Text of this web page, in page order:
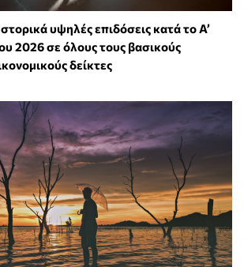
υψηλές επιδόσεις κατά το Α’
2026 σε όλους τους βασικούς
δείκτες